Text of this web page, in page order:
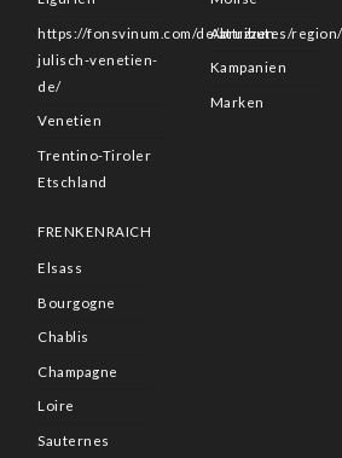
https://fonsvinum.com/de/attributes/
julisch-venetien-
de/
Venetien
Trentino-Tiroler
Etschland
Abruzzen
Kampanien
Marken
FRENKENRAICH
Elsass
Bourgogne
Chablis
Champagne
Loire
Sauternes